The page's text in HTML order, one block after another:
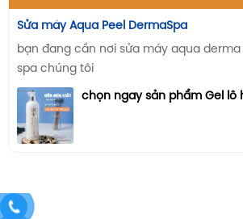
Sửa máy Aqua Peel DermaSpa
bạn đang cần nơi sửa máy aqua
spa chúng tôi
chọn ngay sản phẩm Gel lô